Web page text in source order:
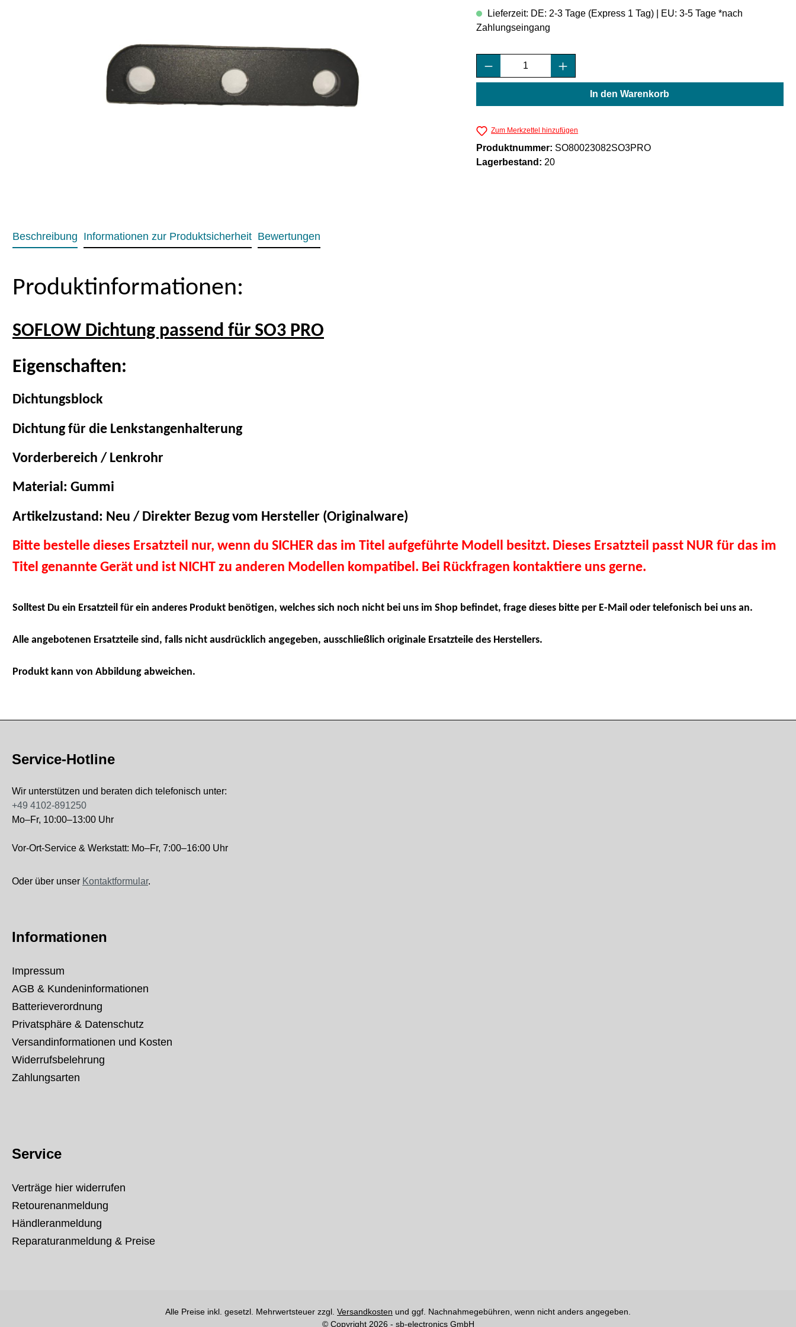
Lieferzeit: DE: 2-3 Tage (Express 1 Tag) | EU: 3-5 Tage *nach
Zahlungseingang
Produkt Anzahl: Gib den gewünschten Wert ein
In den Warenkorb
Zum Merkzettel hinzufügen
Produktnummer: SO80023082SO3PRO
Lagerbestand: 20
Beschreibung Informationen zur Produktsicherheit Bewertungen
Produktinformationen:
SOFLOW Dichtung passend für SO3 PRO
Eigenschaften:
Dichtungsblock
Dichtung für die Lenkstangenhalterung
Vorderbereich / Lenkrohr
Material: Gummi
Artikelzustand: Neu / Direkter Bezug vom Hersteller (Originalware)
Bitte bestelle dieses Ersatzteil nur, wenn du SICHER das im Titel aufgeführte Modell besitzt. Dieses Ersatzteil passt NUR für das im
Titel genannte Gerät und ist NICHT zu anderen Modellen kompatibel. Bei Rückfragen kontaktiere uns gerne.
Solltest Du ein Ersatzteil für ein anderes Produkt benötigen, welches sich noch nicht bei uns im Shop befindet, frage dieses bitte per E-Mail oder telefonisch bei uns an.
Alle angebotenen Ersatzteile sind, falls nicht ausdrücklich angegeben, ausschließlich originale Ersatzteile des Herstellers.
Produkt kann von Abbildung abweichen.
Service-Hotline
Wir unterstützen und beraten dich telefonisch unter:
+49 4102-891250
Mo–Fr, 10:00–13:00 Uhr
Vor-Ort-Service & Werkstatt: Mo–Fr, 7:00–16:00 Uhr
Oder über unser Kontaktformular.
Informationen
Impressum
AGB & Kundeninformationen
Batterieverordnung
Privatsphäre & Datenschutz
Versandinformationen und Kosten
Widerrufsbelehrung
Zahlungsarten
Service
Verträge hier widerrufen
Retourenanmeldung
Händleranmeldung
Reparaturanmeldung & Preise
Alle Preise inkl. gesetzl. Mehrwertsteuer zzgl. Versandkosten und ggf. Nachnahmegebühren, wenn nicht anders angegeben.
© Copyright 2026 - sb-electronics GmbH